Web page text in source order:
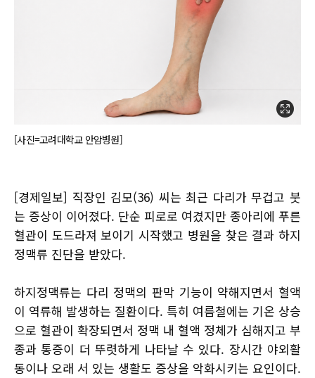
[사진=고려대학교 안암병원]
[경제일보] 직장인 김모(36) 씨는 최근 다리가 무겁고 붓
는 증상이 이어졌다. 단순 피로로 여겼지만 종아리에 푸른
혈관이 도드라져 보이기 시작했고 병원을 찾은 결과 하지
정맥류 진단을 받았다.
하지정맥류는 다리 정맥의 판막 기능이 약해지면서 혈액
이 역류해 발생하는 질환이다. 특히 여름철에는 기온 상승
으로 혈관이 확장되면서 정맥 내 혈액 정체가 심해지고 부
종과 통증이 더 뚜렷하게 나타날 수 있다. 장시간 야외활
동이나 오래 서 있는 생활도 증상을 악화시키는 요인이다.